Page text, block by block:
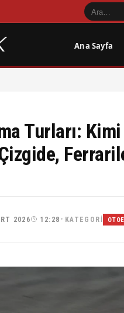
Ana Sayfa
Turları:
2026 12:28 • KATEGORI